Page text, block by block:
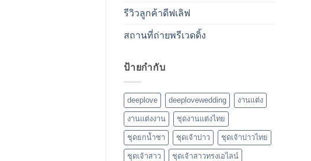
รีวิวลูกค้าดีฟเลิฟ
สถานที่ถ่ายพรีเวดดิ้ง
ป้ายกำกับ
deeplove deeplovewedding งานแต่ง
งานแต่งงาน ชุดงานแต่งไทย
ชุดยกน้ำชา ชุดเจ้าบ่าว ชุดเจ้าบ่าวไทย
ชุดเจ้าสาว ชุดเจ้าสาวทรงเอไลน์